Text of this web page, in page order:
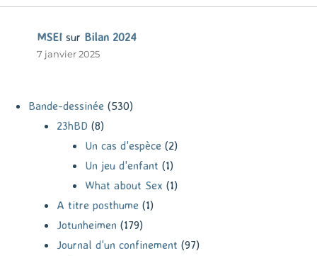
MSEI sur Bilan 2024
7 janvier 2025
Bande-dessinée (530)
23hBD (8)
Un cas d'espèce (2)
Un jeu d'enfant (1)
What about Sex (1)
A titre posthume (1)
Jotunheimen (179)
Journal d'un confinement (97)